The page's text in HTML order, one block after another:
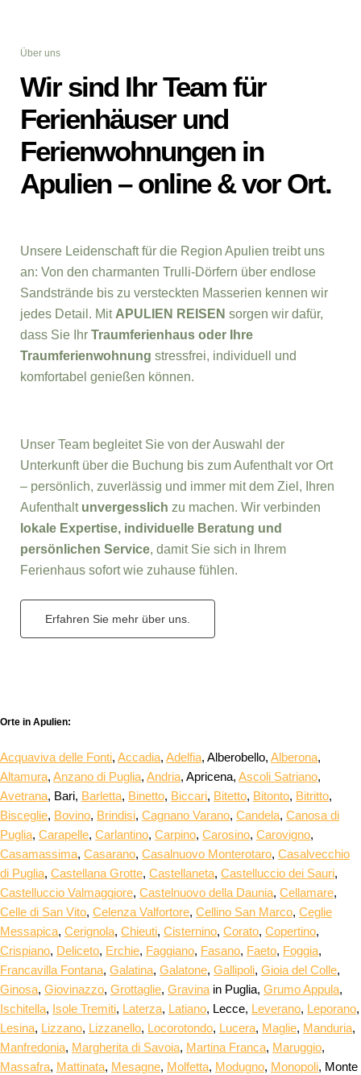
Über uns
Wir sind Ihr Team für
Ferienhäuser und
Ferienwohnungen in
Apulien – online & vor Ort.
Unsere Leidenschaft für die Region Apulien treibt uns
an: Von den charmanten Trulli-Dörfern über endlose
Sandstrände bis zu versteckten Masserien kennen wir
jedes Detail. Mit APULIEN REISEN sorgen wir dafür,
dass Sie Ihr Traumferienhaus oder Ihre
Traumferienwohnung stressfrei, individuell und
komfortabel genießen können.
Unser Team begleitet Sie von der Auswahl der
Unterkunft über die Buchung bis zum Aufenthalt vor Ort
– persönlich, zuverlässig und immer mit dem Ziel, Ihren
Aufenthalt unvergesslich zu machen. Wir verbinden
lokale Expertise, individuelle Beratung und
persönlichen Service, damit Sie sich in Ihrem
Ferienhaus sofort wie zuhause fühlen.
Erfahren Sie mehr über uns.
Orte in Apulien:
Acquaviva delle Fonti, Accadia, Adelfia, Alberobello, Alberona,
Altamura, Anzano di Puglia, Andria, Apricena, Ascoli Satriano,
Avetrana, Bari, Barletta, Binetto, Biccari, Bitetto, Bitonto, Bitritto,
Bisceglie, Bovino, Brindisi, Cagnano Varano, Candela, Canosa di
Puglia, Carapelle, Carlantino, Carpino, Carosino, Carovigno,
Casamassima, Casarano, Casalnuovo Monterotaro, Casalvecchio
di Puglia, Castellana Grotte, Castellaneta, Castelluccio dei Sauri,
Castelluccio Valmaggiore, Castelnuovo della Daunia, Cellamare,
Celle di San Vito, Celenza Valfortore, Cellino San Marco, Ceglie
Messapica, Cerignola, Chieuti, Cisternino, Corato, Copertino,
Crispiano, Deliceto, Erchie, Faggiano, Fasano, Faeto, Foggia,
Francavilla Fontana, Galatina, Galatone, Gallipoli, Gioia del Colle,
Ginosa, Giovinazzo, Grottaglie, Gravina in Puglia, Grumo Appula,
Ischitella, Isole Tremiti, Laterza, Latiano, Lecce, Leverano, Leporano,
Lesina, Lizzano, Lizzanello, Locorotondo, Lucera, Maglie, Manduria,
Manfredonia, Margherita di Savoia, Martina Franca, Maruggio,
Massafra, Mattinata, Mesagne, Molfetta, Modugno, Monopoli, Monte